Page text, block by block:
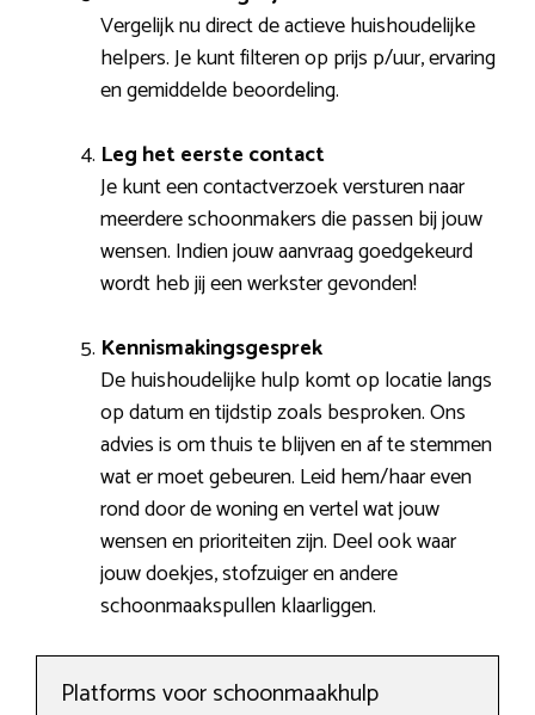
Vergelijk nu direct de actieve huishoudelijke
helpers. Je kunt filteren op prijs p/uur, ervaring
en gemiddelde beoordeling.
Leg het eerste contact
Je kunt een contactverzoek versturen naar
meerdere schoonmakers die passen bij jouw
wensen. Indien jouw aanvraag goedgekeurd
wordt heb jij een werkster gevonden!
Kennismakingsgesprek
De huishoudelijke hulp komt op locatie langs
op datum en tijdstip zoals besproken. Ons
advies is om thuis te blijven en af te stemmen
wat er moet gebeuren. Leid hem/haar even
rond door de woning en vertel wat jouw
wensen en prioriteiten zijn. Deel ook waar
jouw doekjes, stofzuiger en andere
schoonmaakspullen klaarliggen.
Platforms voor schoonmaakhulp